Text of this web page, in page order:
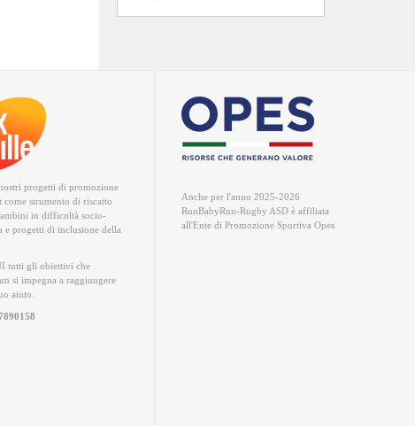
progetti di promozione
come strumento di riscatto
in difficoltà socio-
e progetti di inclusione della
tutti gli obiettivi che
si impegna a raggiungere
aiuto.
Anche per l'anno 2025-2026
RunBabyRun-Rugby ASD è affiliata
all'Ente di Promozione Sportiva Opes